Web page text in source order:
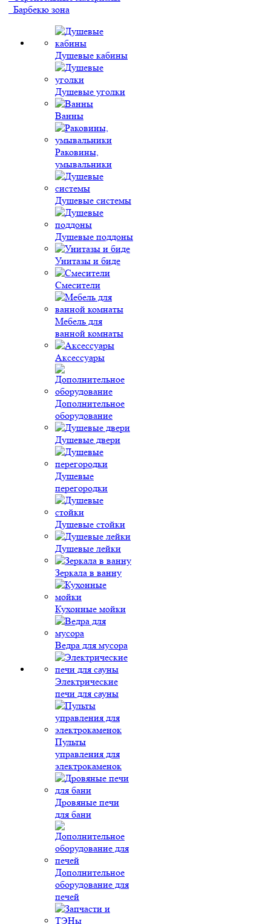
Барбекю зона
Душевые кабины
Душевые уголки
Ванны
Раковины,
умывальники
Душевые системы
Душевые поддоны
Унитазы и биде
Смесители
Мебель для
ванной комнаты
Аксессуары
Дополнительное
оборудование
Душевые двери
Душевые
перегородки
Душевые стойки
Душевые лейки
Зеркала в ванну
Кухонные мойки
Ведра для мусора
Электрические
печи для сауны
Пульты
управления для
электрокаменок
Дровяные печи
для бани
Дополнительное
оборудование для
печей